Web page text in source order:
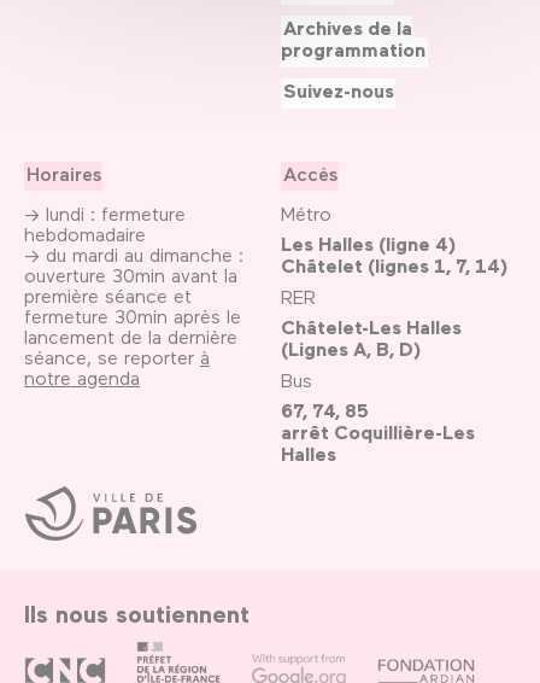
Ville
de
Paris
Horaires
→ lundi : fermeture
hebdomadaire
→ du mardi au dimanche :
ouverture 30min avant la
première séance et
fermeture 30min après le
lancement de la dernière
séance, se reporter à
notre agenda
Accès
Métro
Les Halles (ligne 4)
Châtelet (lignes 1, 7, 14)
RER
Châtelet-Les Halles
(Lignes A, B, D)
Bus
67, 74, 85
arrêt Coquillière-Les
Halles
Archives de la
programmation
Suivez-nous
Ils nous soutiennent